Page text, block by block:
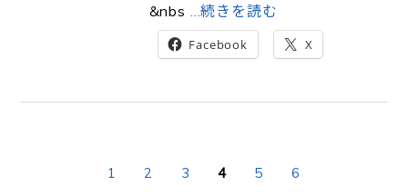
&nbs …続きを読む
Facebook X
1 2 3 4 5 6